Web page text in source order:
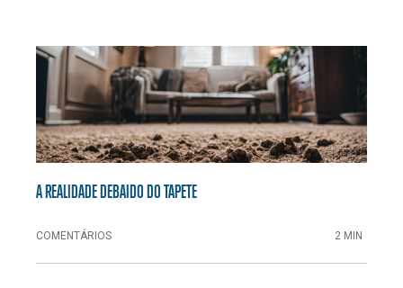
A REALIDADE DEBAIDO DO TAPETE
COMENTÁRIOS 2 MIN